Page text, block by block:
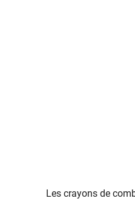
Les crayons de